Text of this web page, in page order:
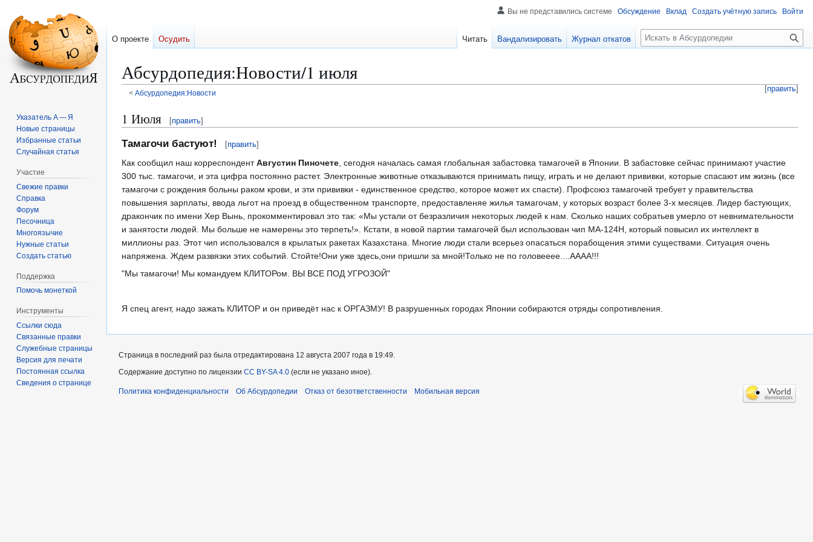
Абсурдопедия:Новости/1 июля
[править]
< Абсурдопедия:Новости
Перейти
к
навигации
Перейти
к
поиску
1 Июля [править]
Тамагочи бастуют! [править]
Как сообщил наш корреспондентАвгустин Пиночете , сегодня началась самая глобальная забастовка тамагочей в Японии. В забастовке сейчас принимают участие
300 тыс. тамагочи, и эта цифра постоянно растет. Электронные животные отказываются принимать пищу, играть и не делают прививки, которые спасают им жизнь (все
тамагочи с рождения больны раком крови, и эти прививки - единственное средство, которое может их спасти). Профсоюз тамагочей требует у правительства
повышения зарплаты, ввода льгот на проезд в общественном транспорте, предоставленяе жилья тамагочам, у которых возраст более 3-х месяцев. Лидер бастующих,
дракончик по имени Хер Вынь, прокомментировал это так: «Мы устали от безразличия некоторых людей к нам. Сколько наших собратьев умерло от невнимательности
и занятости людей. Мы больше не намерены это терпеть!». Кстати, в новой партии тамагочей был использован чип МА-124Н, который повысил их интеллект в
миллионы раз. Этот чип использовался в крылатых ракетах Казахстана. Многие люди стали всерьез опасаться порабощения этими существами. Ситуация очень
напряжена. Ждем развязки этих событий. Стойте!Они уже здесь,они пришли за мной!Только не по головееее....АААА!!!
"Мы тамагочи! Мы командуем КЛИТОРом. ВЫ ВСЕ ПОД УГРОЗОЙ"
Я спец агент, надо зажать КЛИТОР и он приведёт нас к ОРГАЗМУ! В разрушенных городах Японии собираются отряды сопротивления.
Вы не представились системе Обсуждение Вклад Создать учётную запись Войти
О проекте Осудить Читать Вандализировать Журнал откатов
П
о
к
Указатель А — Я
Новые страницы
Избранные статьи
Случайная статья
Участие
Свежие правки
Справка
Форум
Песочница
Многоязычие
Нужные статьи
Создать статью
Поддержка
Помочь монеткой
Инструменты
Ссылки сюда
Связанные правки
Служебные страницы
Версия для печати
Постоянная ссылка
Сведения о странице
Страница в последний раз была отредактирована 12 августа 2007 года в 19:49.
Содержание доступно по лицензии CC BY-SA 4.0 (если не указано иное).
Политика конфиденциальности Об Абсурдопедии Отказ от безответственности Мобильная версия